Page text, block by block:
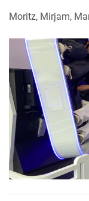
Moritz, Mirjam,